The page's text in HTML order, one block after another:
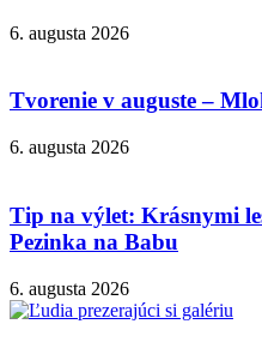
6. augusta 2026
Tvorenie v auguste –
6. augusta 2026
Tip na výlet: Krásnymi
Pezinka na Babu
6. augusta 2026